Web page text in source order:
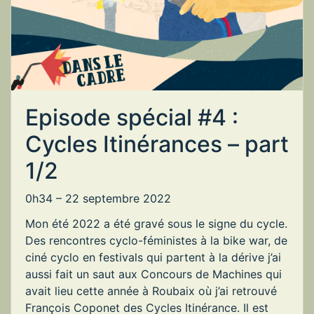
Episode spécial #4 :
Cycles Itinérances – part
1/2
0h34 – 22 septembre 2022
Mon été 2022 a été gravé sous le signe du cycle.
Des rencontres cyclo-féministes à la bike war, de
ciné cyclo en festivals qui partent à la dérive j’ai
aussi fait un saut aux Concours de Machines qui
avait lieu cette année à Roubaix où j’ai retrouvé
François Coponet des Cycles Itinérance. Il est